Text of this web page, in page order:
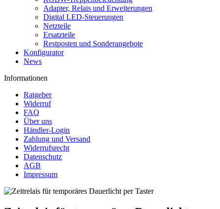
Adapter, Relais und Erweiterungen
Digital LED-Steuerungen
Netzteile
Ersatzteile
Restposten und Sonderangebote
Konfigurator
News
Informationen
Ratgeber
Widerruf
FAQ
Über uns
Händler-Login
Zahlung und Versand
Widerrufsrecht
Datenschutz
AGB
Impressum